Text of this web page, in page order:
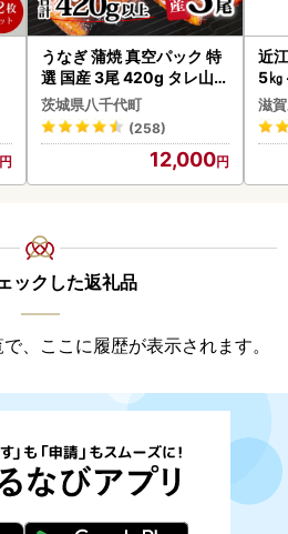
うなぎ 蒲焼 真空パック 特
選 国産 3尾 420g タレ山椒
付き うな重 ひつまぶし 訳
あり 茨城 ウナギ 鰻 個包装
人気 美味しい 小分け 八千
茨城県八千代町
(258)
12,000
近
5㎏
菜
滋
ックした返礼品
、ここに履歴が表示されます。